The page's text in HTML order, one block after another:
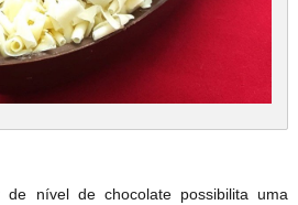
de nível de chocolate possibilita uma